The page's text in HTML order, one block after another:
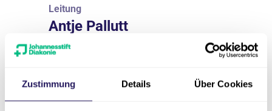
Zustimmung Details Über Cookies
Leitung
Antje Pallutt
Pflege & Wohnen im Johannesstift |
030 90279-7553